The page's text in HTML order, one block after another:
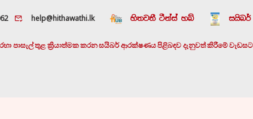
help@hithawathi.lk හිතවතී ටීන්ස් හබ් සයිබර්
පාසැල් තුළ ක්‍රියාත්මක කරන සයිබර් ආරක්ෂණය පිළිබඳව දැනුවත් කිරීමේ